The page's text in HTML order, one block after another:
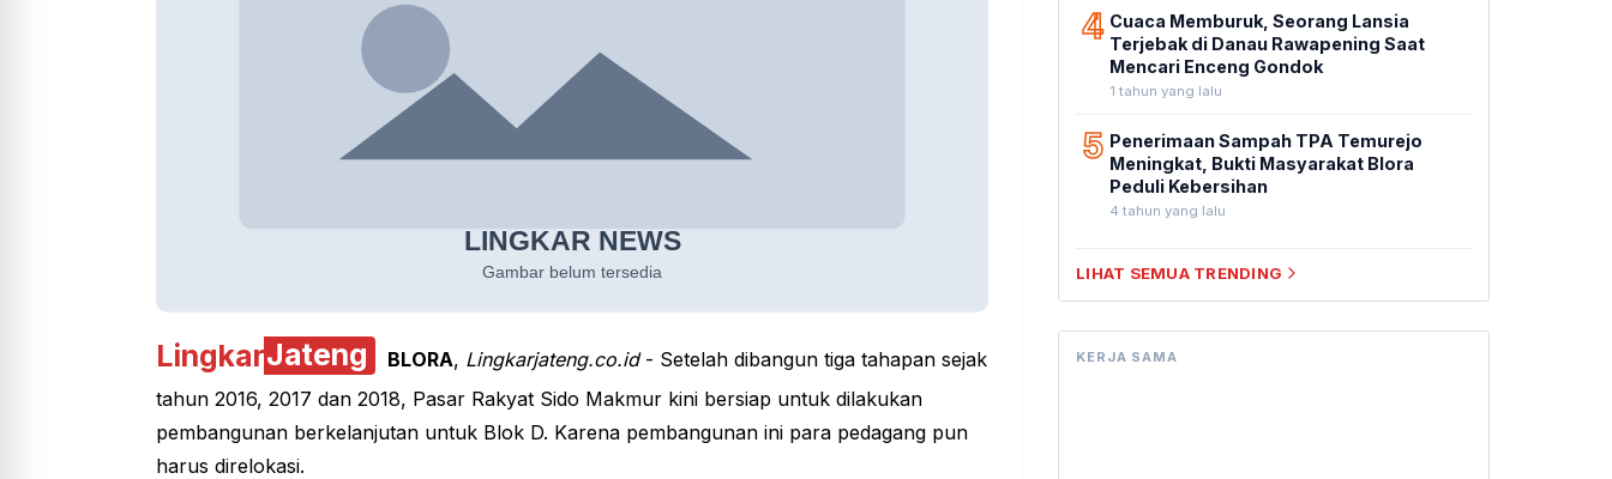
LingkarJateng BLORA, Lingkarjateng.co.id- Setelah dibangun tiga tahapan sejak
tahun 2016, 2017 dan 2018, Pasar Rakyat Sido Makmur kini bersiap untuk dilakukan
pembangunan berkelanjutan untuk Blok D. Karena pembangunan ini para pedagang pun
harus direlokasi.
4 Cuaca Memburuk, Seorang Lansia
Terjebak di Danau Rawapening Saat
Mencari Enceng Gondok
1 tahun yang lalu
5 Penerimaan Sampah TPA Temurejo
Meningkat, Bukti Masyarakat Blora
Peduli Kebersihan
4 tahun yang lalu
LIHAT SEMUA TRENDING
KERJA SAMA